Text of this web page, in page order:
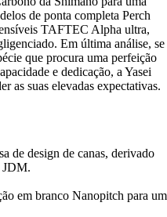
de ponta completa Perch
TAFTEC Alpha ultra,
Em última análise, se
que procura uma perfeição
e dedicação, a Yasei
as suas elevadas expectativas.
de design de canas, derivado
JDM.
em branco Nanopitch para um